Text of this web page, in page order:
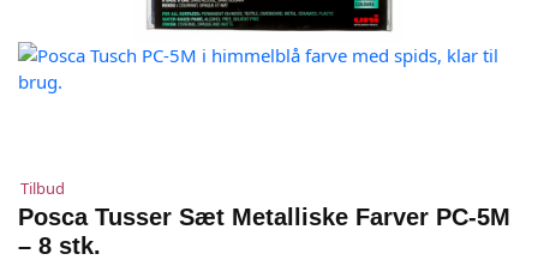
Tilbud
Posca Tusser Sæt Metalliske Farver PC-5M
– 8 stk.